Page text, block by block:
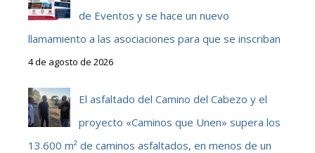
de Eventos y se hace un nuevo
llamamiento a las asociaciones para que se inscriban
4 de agosto de 2026
El asfaltado del Camino del Cabezo y el
proyecto «Caminos que Unen» supera los
13.600 m² de caminos asfaltados, en menos de un